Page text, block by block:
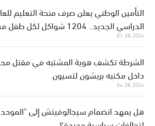
التأمين الوطني يعلن صرف منحة التعليم
الدراسي الجديد.. 1204 شواكل لكل طفل مستحق
01.08.2026
الشرطة تكشف هوية المشتبه في مقتل
داخل مكتبه بريشون لتسيون
04.08.2026
هل يمهد انضمام سيجالوفيتش إلى